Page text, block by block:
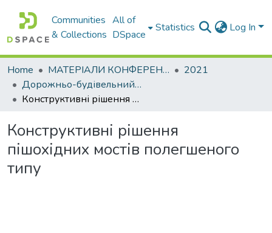
Communities
& Collections
All of
DSpace
Statistics Log In
Home МАТЕРІАЛИ КОНФЕРЕНЦІЙ
2021
Дорожньо-будівельний комплекс: проблеми, перспективи,інновації
Конструктивні рішення пішохідних мостів полегшеного типу
Конструктивні рішення
пішохідних мостів полегшеного
типу